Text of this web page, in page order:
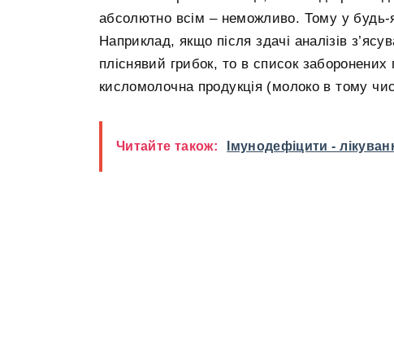
абсолютно всім – неможливо. Тому у будь-
Наприклад, якщо після здачі аналізів
пліснявий грибок, то в список заборонених
кисломолочна продукція (молоко в тому
Читайте також: Імунодефіцити -